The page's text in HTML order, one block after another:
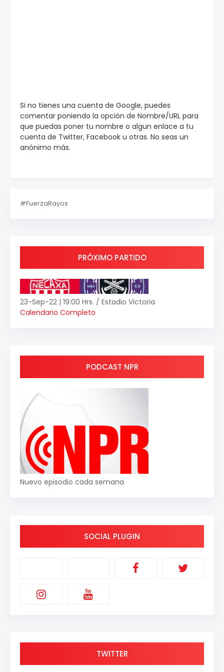
Si no tienes una cuenta de Google, puedes
comentar poniendo la opción de Nombre/URL para
que puedas poner tu nombre o algun enlace a tu
cuenta de Twitter, Facebook u otras. No seas un
anónimo más.
#FuerzaRayos
PRÓXIMO PARTIDO
23-Sep-22 | 19:00 Hrs. / Estadio Victoria
Calendario Completo
PODCAST NPR
Nuevo episodio cada semana
SOCIAL PLUGIN
TWITTER